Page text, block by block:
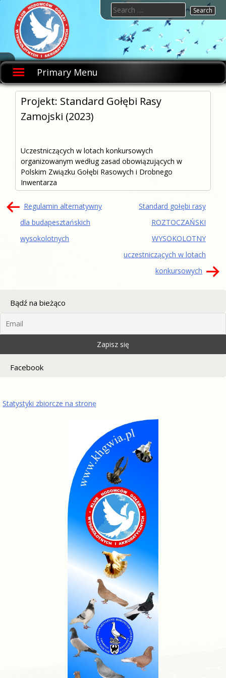
content
KHGWIA.PL
Klub
hodowców
gołębi
wysokolotnych
i
akrobatycznych
Primary Menu
Search
for:
Projekt: Standard Gołębi Rasy
Zamojski (2023)
Uczestniczących w lotach konkursowych
organizowanym według zasad obowiązujących w
Polskim Związku Gołębi Rasowych i Drobnego
Inwentarza
Nawigacja
wpisu
Regulamin alternatywny
dla budapesztańskich
wysokolotnych
Standard gołębi rasy
ROZTOCZAŃSKI
WYSOKOLOTNY
uczestniczących w lotach
konkursowych
Bądź na bieżąco
Facebook
Statystyki zbiorcze na stronę